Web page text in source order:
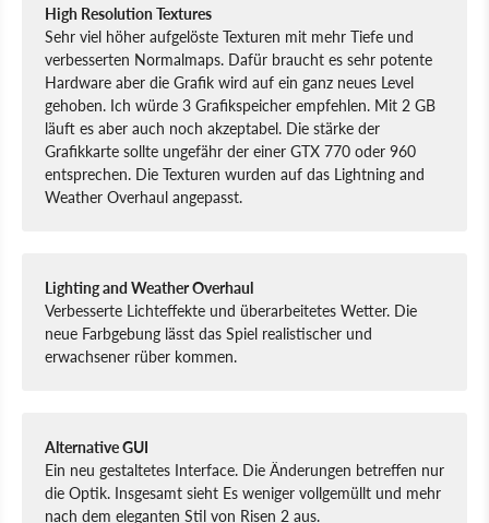
High Resolution Textures
Sehr viel höher aufgelöste Texturen mit mehr Tiefe und
verbesserten Normalmaps. Dafür braucht es sehr potente
Hardware aber die Grafik wird auf ein ganz neues Level
gehoben. Ich würde 3 Grafikspeicher empfehlen. Mit 2 GB
läuft es aber auch noch akzeptabel. Die stärke der
Grafikkarte sollte ungefähr der einer GTX 770 oder 960
entsprechen. Die Texturen wurden auf das Lightning and
Weather Overhaul angepasst.
Lighting and Weather Overhaul
Verbesserte Lichteffekte und überarbeitetes Wetter. Die
neue Farbgebung lässt das Spiel realistischer und
erwachsener rüber kommen.
Alternative GUI
Ein neu gestaltetes Interface. Die Änderungen betreffen nur
die Optik. Insgesamt sieht Es weniger vollgemüllt und mehr
nach dem eleganten Stil von Risen 2 aus.